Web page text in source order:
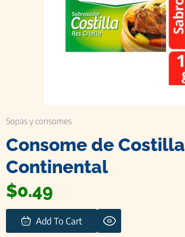
Sopas y consomes
Consome de Costilla
Continental
$0.49
Add To Cart